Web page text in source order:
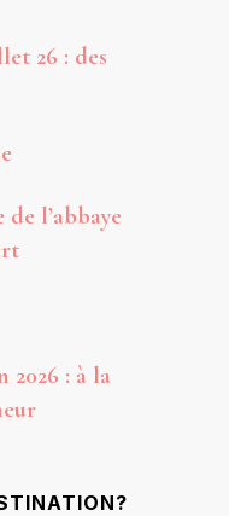
26 : des
l’abbaye
2026 : à la